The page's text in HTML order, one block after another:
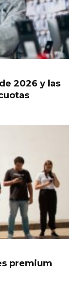
2026 y las
premium